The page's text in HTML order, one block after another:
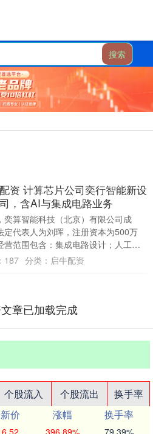
搜索
资 计算芯片公司奕行智能新设
，含AI与集成电路业务
奕算智能科技（北京）有限公司成
定代表人为刘珲，注册资本为500万
营范围包含：集成电路设计；人工智
软件开发；人工智能基础软件开发；
187 分类： 启牛配资
章已加载完成
个股流入 个股流出
换手率
价 涨幅
换手率